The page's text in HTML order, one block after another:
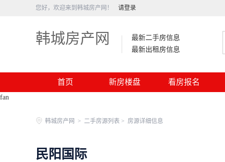
您好，欢迎来到韩城房产网！ 请登录
韩城房产网
最新二手房信息
最新出租房信息
首页 新房楼盘 看房报名
fan
韩城房产网 > 二手房源列表 > 房源详细信息
民阳国际